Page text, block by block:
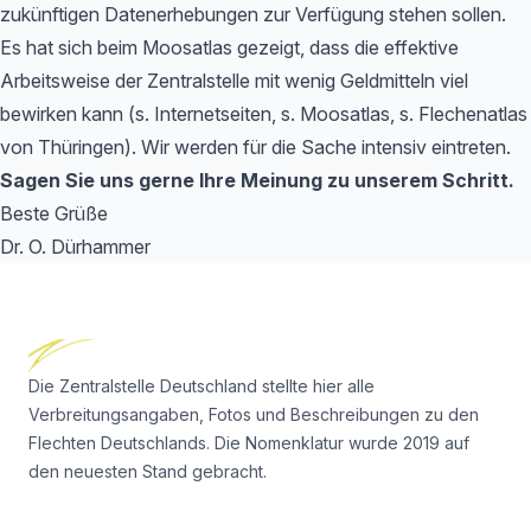
zukünftigen Datenerhebungen zur Verfügung stehen sollen.
Es hat sich beim Moosatlas gezeigt, dass die effektive
Arbeitsweise der Zentralstelle mit wenig Geldmitteln viel
bewirken kann (s. Internetseiten, s. Moosatlas, s. Flechenatlas
von Thüringen). Wir werden für die Sache intensiv eintreten.
Sagen Sie uns gerne Ihre Meinung zu unserem Schritt.
Beste Grüße
Dr. O. Dürhammer
Die Zentralstelle Deutschland stellte hier alle
Verbreitungsangaben, Fotos und Beschreibungen zu den
Flechten Deutschlands. Die Nomenklatur wurde 2019 auf
den neuesten Stand gebracht.